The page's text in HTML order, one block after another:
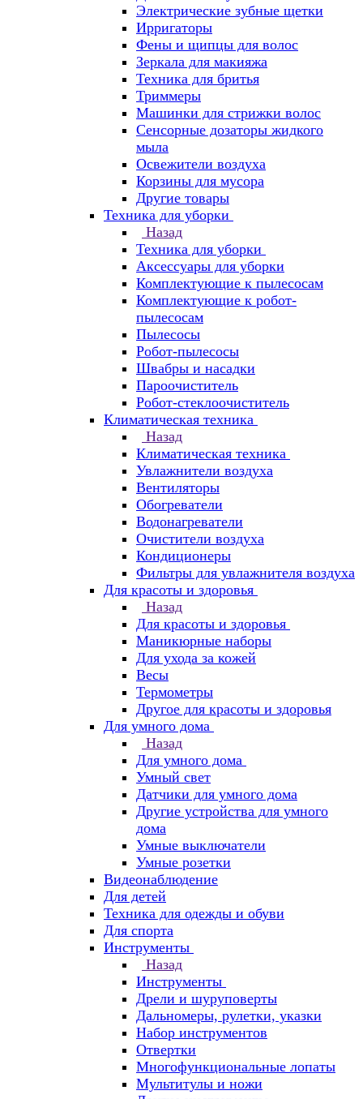
Электрические зубные щетки
Ирригаторы
Фены и щипцы для волос
Зеркала для макияжа
Техника для бритья
Триммеры
Машинки для стрижки волос
Сенсорные дозаторы жидкого
мыла
Освежители воздуха
Корзины для мусора
Другие товары
Техника для уборки
Назад
Техника для уборки
Аксессуары для уборки
Комплектующие к пылесосам
Комплектующие к робот-
пылесосам
Пылесосы
Робот-пылесосы
Швабры и насадки
Пароочиститель
Робот-стеклоочиститель
Климатическая техника
Назад
Климатическая техника
Увлажнители воздуха
Вентиляторы
Обогреватели
Водонагреватели
Очистители воздуха
Кондиционеры
Фильтры для увлажнителя воздуха
Для красоты и здоровья
Назад
Для красоты и здоровья
Маникюрные наборы
Для ухода за кожей
Весы
Термометры
Другое для красоты и здоровья
Для умного дома
Назад
Для умного дома
Умный свет
Датчики для умного дома
Другие устройства для умного
дома
Умные выключатели
Умные розетки
Видеонаблюдение
Для детей
Техника для одежды и обуви
Для спорта
Инструменты
Назад
Инструменты
Дрели и шуруповерты
Дальномеры, рулетки, указки
Набор инструментов
Отвертки
Многофункциональные лопаты
Мультитулы и ножи